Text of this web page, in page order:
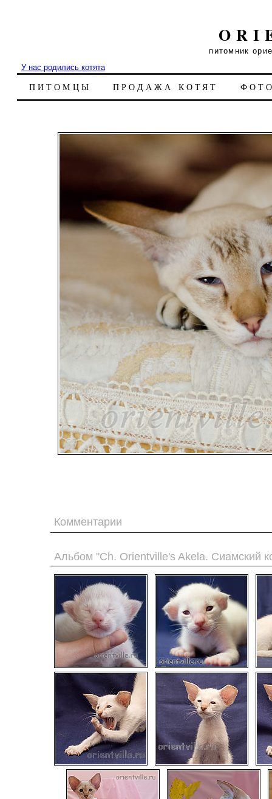
питомник
У нас родились котята
ПИТОМЦЫ ПРОДАЖА КОТЯТ
Комментарии
Альбом "Ch. Orientville's Akela. Сиамский